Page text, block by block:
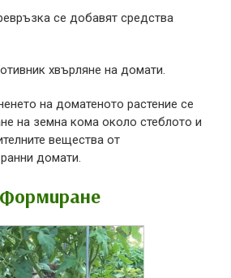
се добавят средства
хвърляне на домати.
на доматеното растение се
на земна кома около стеблото и
вещества от
домати.
Формиране